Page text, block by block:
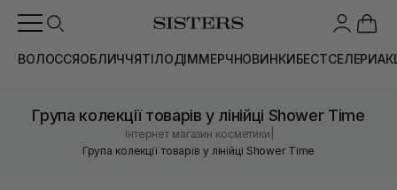
ВОЛОССЯОБЛИЧЧЯТІЛОДІММЕРЧНОВИНКИБЕСТСЕЛЕРИ
Група колекції товарів у лінійці Shower Time
Інтернет магазин косметики
Група колекції товарів у лінійці Shower Time